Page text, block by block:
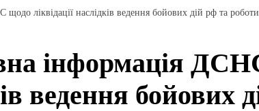
ліквідації наслідків ведення бойових дій рф та роботи
інформація
ведення бойових